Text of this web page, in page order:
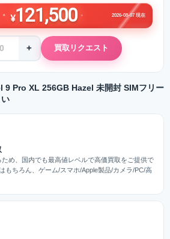
¥121,500 2026-08-07 現在
+ 買取リクエスト
Pro XL 256GB Hazel 未開封 SIMフリー
め、国内でも最高値レベルで高価買取をご提供で
もちろん、ゲーム/スマホ/Apple製品/カメラ/PC/高